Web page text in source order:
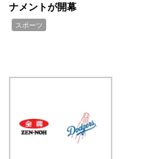
ナメントが開幕
スポーツ